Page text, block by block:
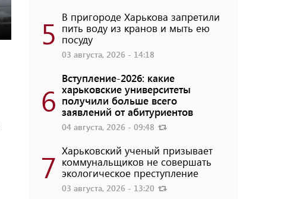
5 В пригороде Харькова запретили
пить воду из кранов и мыть ею
посуду
03 августа, 2026 - 14:18
6
Вступление-2026: какие
харьковские университеты
получили больше всего
заявлений от абитуриентов
04 августа, 2026 - 09:48
7 Харьковский ученый призывает
коммунальщиков не совершать
экологическое преступление
03 августа, 2026 - 13:20